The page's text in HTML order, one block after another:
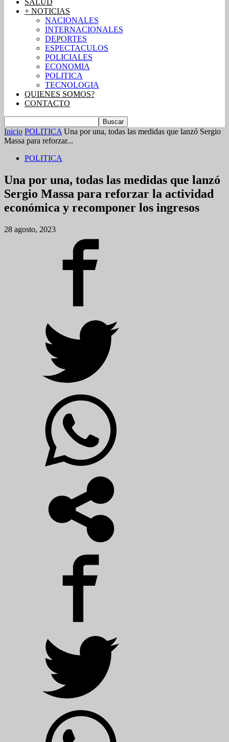
SALUD
+ NOTICIAS
NACIONALES
INTERNACIONALES
DEPORTES
ESPECTACULOS
POLICIALES
ECONOMIA
POLITICA
TECNOLOGIA
QUIENES SOMOS?
CONTACTO
Inicio POLITICA Una por una, todas las medidas que lanzó Sergio
Massa para reforzar...
POLITICA
Una por una, todas las medidas que lanzó
Sergio Massa para reforzar la actividad
económica y recomponer los ingresos
28 agosto, 2023